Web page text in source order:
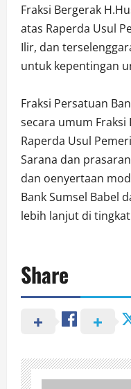
Fraksi Bergerak
atas Raperda Usul
Ilir, dan
untuk kepentingan
Fraksi Persatuan
secara umum Fraksi
Raperda Usul
Sarana dan
dan oenyertaan
Bank Sumsel Babel
lebih lanjut di
Share